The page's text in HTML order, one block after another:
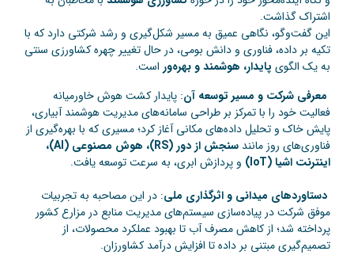
اشتراک گذاشت.
این گفت‌وگو، نگاهی عمیق به مسیر شکل‌گیری و رشد شرکتی دارد که با
تکیه بر داده، فناوری و دانش بومی، در حال تغییر چهره کشاورزی سنتی
به یک الگوی پایدار، هوشمند و بهره‌ور است.
معرفی شرکت و مسیر توسعه آن: پایدار کشت هوش خاورمیانه
فعالیت خود را با تمرکز بر طراحی سامانه‌های مدیریت هوشمند آبیاری،
پایش خاک و تحلیل داده‌های مکانی آغاز کرد؛ مسیری که با بهره‌گیری از
فناوری‌های روز مانند
سنجش از دور (RS)، هوش مصنوعی (AI)،
اینترنت اشیا (IoT)
و پردازش ابری، به سرعت توسعه یافت.
دستاوردهای میدانی و اثرگذاری ملی: در این مصاحبه به تجربیات
موفق شرکت در پیاده‌سازی سیستم‌های مدیریت منابع در مزارع کشور
پرداخته شد؛ از کاهش مصرف آب تا بهبود عملکرد محصولات، از
تصمیم‌گیری مبتنی بر داده تا افزایش درآمد کشاورزان.